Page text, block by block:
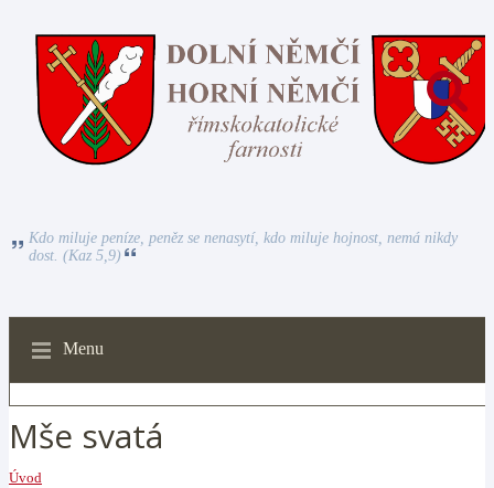
Kdo miluje peníze, peněz se nenasytí, kdo miluje hojnost, nemá nikdy
dost. (Kaz 5,9)
Menu
Mše svatá
Úvod